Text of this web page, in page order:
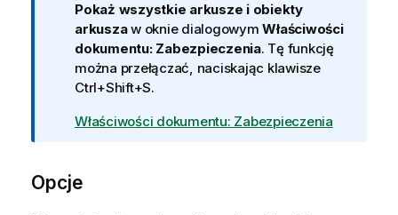
o
r
m
a
c
a
Pokaż wszystkie arkusze i obiekty
arkuszaw oknie dialogowymWłaściwości
dokumentu: Zabezpieczenia. Tę funkcję
można przełączać, naciskając klawisze
Ctrl+Shift+S.
Właściwości dokumentu: Zabezpieczenia
Opcje